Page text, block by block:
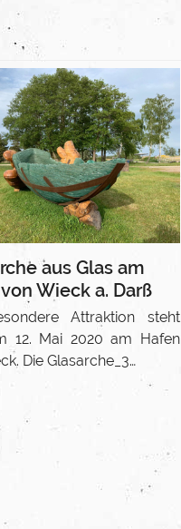
aus Glas am
Wieck a. Darß
Attraktion steht
12. Mai 2020 am Hafen
Die Glasarche_3…